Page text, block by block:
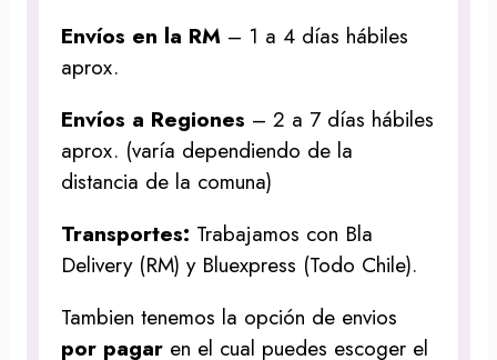
Envíos en la RM – 1 a 4 días hábiles
aprox.
Envíos a Regiones – 2 a 7 días hábiles
aprox. (varía dependiendo de la
distancia de la comuna)
Transportes: Trabajamos con Bla
Delivery (RM) y Bluexpress (Todo Chile).
Tambien tenemos la opción de envios
por pagar en el cual puedes escoger el